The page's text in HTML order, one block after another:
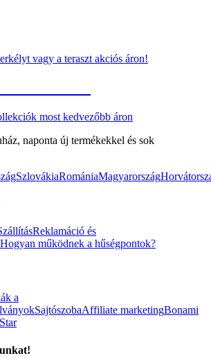
vagy a teraszt akciós áron!
most kedvezőbb áron
naponta új termékekkel és sok
SzlovákiaRomániaMagyarország
Reklamáció és
Hogyan működnek a hűségpontok?
a
SajtószobaAffiliate marketingBonami